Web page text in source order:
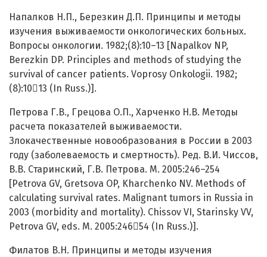
Напалков Н.П., Березкин Д.П. Принципы и методы
изучения выживаемости онкологических больных.
Вопросы онкологии. 1982;(8):10–13 [Napalkov NP,
Berezkin DP. Principles and methods of studying the
survival of cancer patients. Voprosy Onkologii. 1982;
(8):1013 (In Russ.)].
Петрова Г.В., Грецова О.П., Харченко Н.В. Методы
расчета показателей выживаемости.
Злокачественные новообразования в России в 2003
году (заболеваемость и смертность). Ред. В.И. Чиссов,
В.В. Старинский, Г.В. Петрова. М. 2005:246–254
[Petrova GV, Gretsova OP, Kharchenko NV. Methods of
calculating survival rates. Malignant tumors in Russia in
2003 (morbidity and mortality). Chissov VI, Starinsky VV,
Petrova GV, eds. M. 2005:24654 (In Russ.)].
Филатов В.Н. Принципы и методы изучения